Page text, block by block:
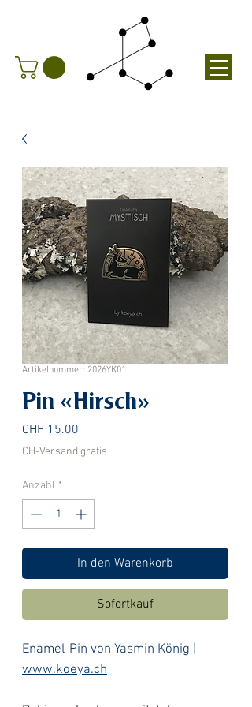
Artikelnummer: 2026YK01
Pin «Hirsch»
CHF 15.00
CH-Versand gratis
Anzahl *
In den Warenkorb
Sofortkauf
Enamel-Pin von Yasmin König |
www.koeya.ch